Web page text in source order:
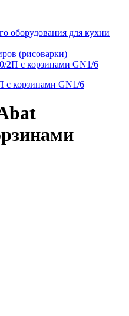
оборудования для кухни
(рисоварки)
2П с корзинами GN1/6